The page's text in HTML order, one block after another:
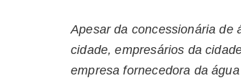
Apesar da concessionária de
cidade, empresários da
empresa fornecedora da